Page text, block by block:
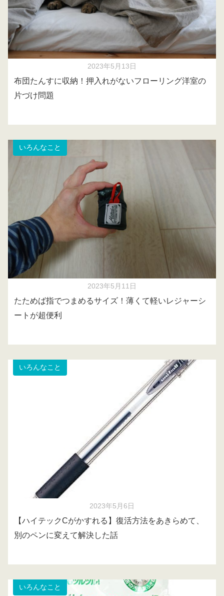
2023年5月13日
布団たんすに収納！押入れがないフローリング洋室の
片づけ問題
いろんなこと
2023年5月11日
たためば指でつまめるサイズ！薄くて軽いレジャーシ
ートが超便利
いろんなこと
2023年5月6日
【ハイテックCがかすれる】復活方法をあきらめて、
別のペンに変えて解決した話
いろんなこと